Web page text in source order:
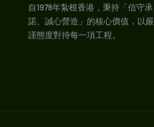
自1978年紮根香港，秉持「信守承
諾、誠心營造」的核心價值，以嚴
謹態度對待每一項工程。